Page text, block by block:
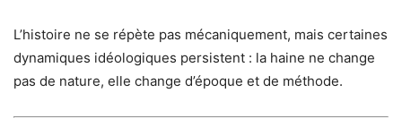
L’histoire ne se répète pas mécaniquement, mais certaines
dynamiques idéologiques persistent : la haine ne change
pas de nature, elle change d’époque et de méthode.